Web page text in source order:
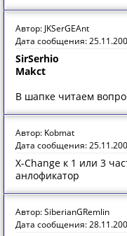
Автор: JKSerGEAnt
Дата сообщения:
SirSerhio
Makct
В шапке читаем
Автор: Kobmat
Дата сообщения:
X-Change к 1 или 3
анлофикатор
Автор: SiberianGRemlin
Дата сообщения: